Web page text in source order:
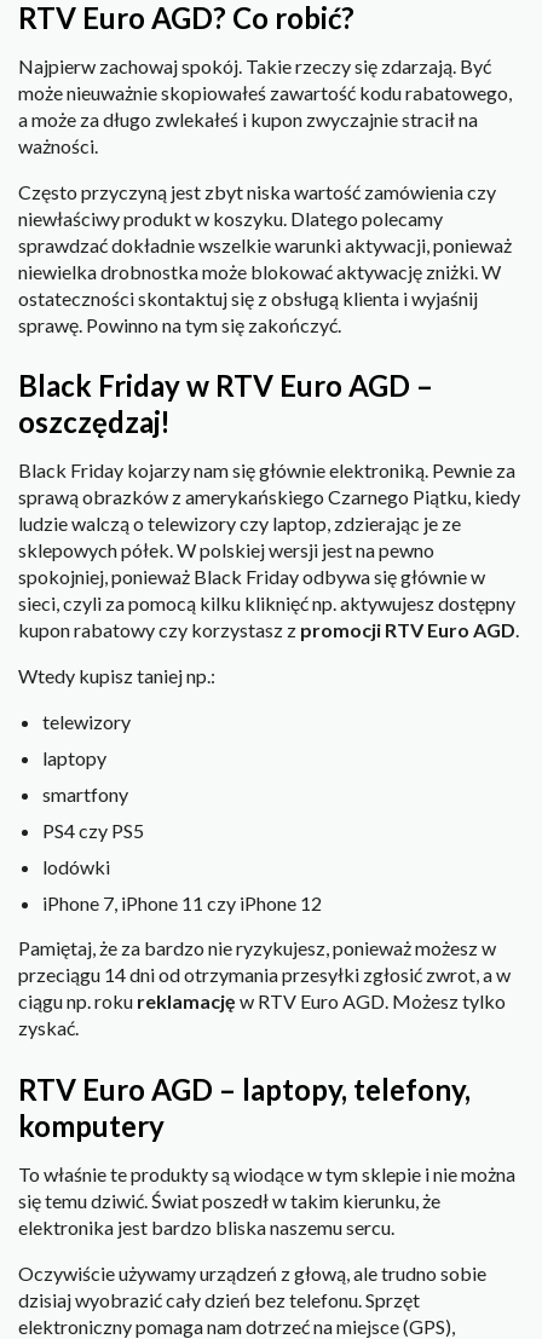
RTV Euro AGD? Co robić?
Najpierw zachowaj spokój. Takie rzeczy się zdarzają. Być
może nieuważnie skopiowałeś zawartość kodu rabatowego,
a może za długo zwlekałeś i kupon zwyczajnie stracił na
ważności.
Często przyczyną jest zbyt niska wartość zamówienia czy
niewłaściwy produkt w koszyku. Dlatego polecamy
sprawdzać dokładnie wszelkie warunki aktywacji, ponieważ
niewielka drobnostka może blokować aktywację zniżki. W
ostateczności skontaktuj się z obsługą klienta i wyjaśnij
sprawę. Powinno na tym się zakończyć.
Black Friday w RTV Euro AGD –
oszczędzaj!
Black Friday kojarzy nam się głównie elektroniką. Pewnie za
sprawą obrazków z amerykańskiego Czarnego Piątku, kiedy
ludzie walczą o telewizory czy laptop, zdzierając je ze
sklepowych półek. W polskiej wersji jest na pewno
spokojniej, ponieważ Black Friday odbywa się głównie w
sieci, czyli za pomocą kilku kliknięć np. aktywujesz dostępny
kupon rabatowy czy korzystasz z promocji RTV Euro AGD.
Wtedy kupisz taniej np.:
telewizory
laptopy
smartfony
PS4 czy PS5
lodówki
iPhone 7, iPhone 11 czy iPhone 12
Pamiętaj, że za bardzo nie ryzykujesz, ponieważ możesz w
przeciągu 14 dni od otrzymania przesyłki zgłosić zwrot, a w
ciągu np. roku reklamację w RTV Euro AGD. Możesz tylko
zyskać.
RTV Euro AGD – laptopy, telefony,
komputery
To właśnie te produkty są wiodące w tym sklepie i nie można
się temu dziwić. Świat poszedł w takim kierunku, że
elektronika jest bardzo bliska naszemu sercu.
Oczywiście używamy urządzeń z głową, ale trudno sobie
dzisiaj wyobrazić cały dzień bez telefonu. Sprzęt
elektroniczny pomaga nam dotrzeć na miejsce (GPS),